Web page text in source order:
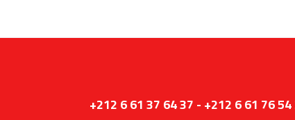
+212 6 61 37 64 37 - +212 6 61 76